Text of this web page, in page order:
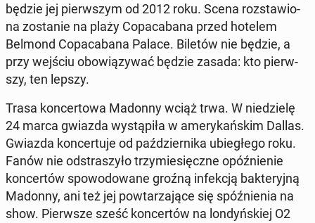
będzie jej pierw­szym od 2012 roku. Scena roz­sta­wio­
na zo­sta­nie na plaży Co­pa­ca­ba­na przed hotelem
Belmond Co­pa­ca­ba­na Palace. Biletów nie będzie, a
przy wejściu obo­wią­zy­wać będzie zasada: kto pierw­
szy, ten lepszy.
Trasa kon­cer­to­wa Madonny wciąż trwa. W nie­dzie­lę
24 marca gwiazda wy­stą­pi­ła w ame­ry­kań­skim Dallas.
Gwiazda kon­cer­tu­je od paź­dzier­ni­ka ubie­głe­go roku.
Fanów nie od­stra­szy­ło trzy­mie­sięcz­ne opóź­nie­nie
kon­cer­tów spo­wo­do­wa­ne groźną in­fek­cją bak­te­ryj­ną
Madonny, ani też jej po­wta­rza­ją­ce się spóź­nie­nia na
show. Pierw­sze sześć kon­cer­tów na lon­dyń­skiej O2